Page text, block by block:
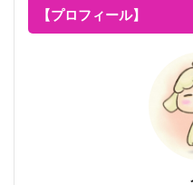
【プロフィール】